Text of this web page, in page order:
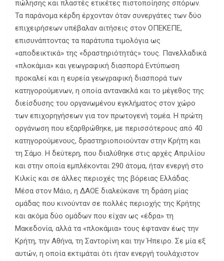
πώλησης και πλαστές ετικέτες πιστοποίησης σπόρων.
Τα παράνομα κέρδη έρχονταν όταν συνεργάτες των δύο
επιχειρήσεων υπέβαλαν αιτήσεις στον ΟΠΕΚΕΠΕ,
επισυνάπτοντας τα παράτυπα τιμολόγια ως
«αποδεικτικά» της «δραστηριότητάς» τους. Πανελλαδικά
«πλοκάμια» και γεωγραφική διασπορά Εντύπωση
προκαλεί και η ευρεία γεωγραφική διασπορά των
κατηγορούμενων, η οποία αντανακλά και το μέγεθος της
διείσδυσης του οργανωμένου εγκλήματος στον χώρο
των επιχορηγήσεων για τον πρωτογενή τομέα. Η πρώτη
οργάνωση που εξαρθρώθηκε, με περισσότερους από 40
κατηγορούμενους, δραστηριοποιούνταν στην Κρήτη και
τη Σάμο. Η δεύτερη, που διαλύθηκε στις αρχές Απριλίου
και στην οποία εμπλέκονται 290 άτομα, ήταν ενεργή στο
Κιλκίς και σε άλλες περιοχές της βόρειας Ελλάδας.
Μέσα στον Μάιο, η ΔΑΟΕ διαλεύκανε τη δράση μίας
ομάδας που κινούνταν σε πολλές περιοχής της Κρήτης
και ακόμα δύο ομάδων που είχαν ως «έδρα» τη
Μακεδονία, αλλά τα «πλοκάμια» τους έφταναν έως την
Κρήτη, την Αθήνα, τη Σαντορίνη και την Ήπειρο. Σε μία εξ
αυτών, η οποία εκτιμάται ότι ήταν ενεργή τουλάχιστον